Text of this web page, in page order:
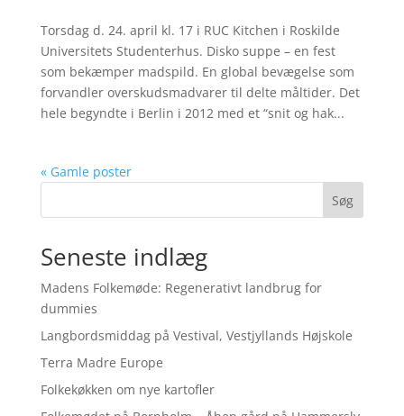
Torsdag d. 24. april kl. 17 i RUC Kitchen i Roskilde
Universitets Studenterhus. Disko suppe – en fest
som bekæmper madspild. En global bevægelse som
forvandler overskudsmadvarer til delte måltider. Det
hele begyndte i Berlin i 2012 med et “snit og hak...
« Gamle poster
Søg
Seneste indlæg
Madens Folkemøde: Regenerativt landbrug for
dummies
Langbordsmiddag på Vestival, Vestjyllands Højskole
Terra Madre Europe
Folkekøkken om nye kartofler